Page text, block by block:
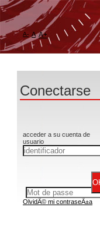
A- A A+
Conectarse
acceder a su cuenta de
usuario
OlvidÃ© mi contraseÃ±a